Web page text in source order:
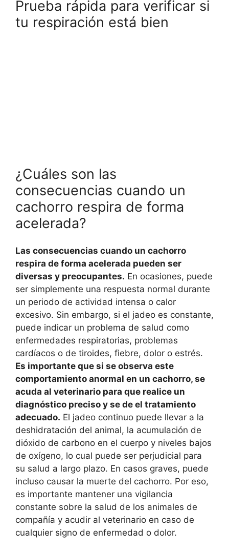
Prueba rápida para verificar si
tu respiración está bien
¿Cuáles son las
consecuencias cuando un
cachorro respira de forma
acelerada?
Las consecuencias cuando un cachorro
respira de forma acelerada pueden ser
diversas y preocupantes. En ocasiones, puede
ser simplemente una respuesta normal durante
un periodo de actividad intensa o calor
excesivo. Sin embargo, si el jadeo es constante,
puede indicar un problema de salud como
enfermedades respiratorias, problemas
cardíacos o de tiroides, fiebre, dolor o estrés.
Es importante que si se observa este
comportamiento anormal en un cachorro, se
acuda al veterinario para que realice un
diagnóstico preciso y se de el tratamiento
adecuado. El jadeo continuo puede llevar a la
deshidratación del animal, la acumulación de
dióxido de carbono en el cuerpo y niveles bajos
de oxígeno, lo cual puede ser perjudicial para
su salud a largo plazo. En casos graves, puede
incluso causar la muerte del cachorro. Por eso,
es importante mantener una vigilancia
constante sobre la salud de los animales de
compañía y acudir al veterinario en caso de
cualquier signo de enfermedad o dolor.